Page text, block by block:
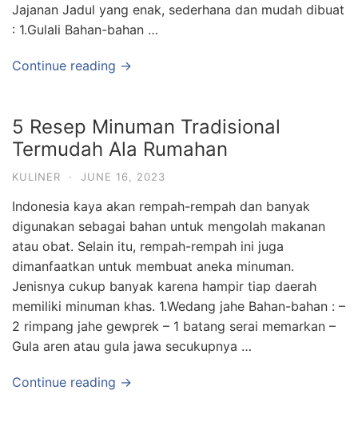
Jajanan Jadul yang enak, sederhana dan mudah dibuat
: 1.Gulali Bahan-bahan …
Continue reading →
5 Resep Minuman Tradisional
Termudah Ala Rumahan
KULINER · JUNE 16, 2023
Indonesia kaya akan rempah-rempah dan banyak
digunakan sebagai bahan untuk mengolah makanan
atau obat. Selain itu, rempah-rempah ini juga
dimanfaatkan untuk membuat aneka minuman.
Jenisnya cukup banyak karena hampir tiap daerah
memiliki minuman khas. 1.Wedang jahe Bahan-bahan : –
2 rimpang jahe gewprek – 1 batang serai memarkan –
Gula aren atau gula jawa secukupnya …
Continue reading →